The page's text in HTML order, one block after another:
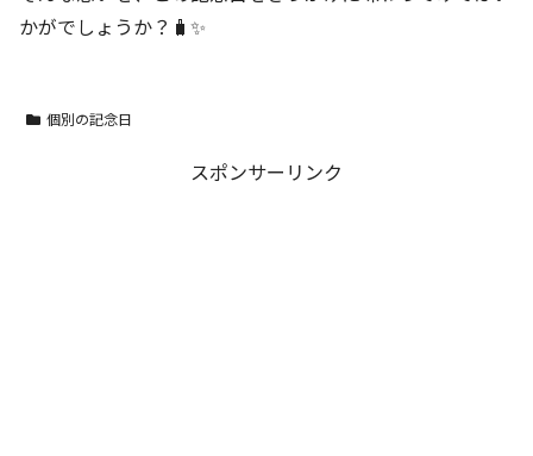
かがでしょうか？🧳✨
個別の記念日
スポンサーリンク